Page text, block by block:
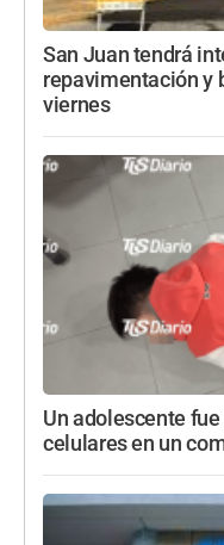
San Juan tendrá
repavimentación y
viernes
Un adolescente
celulares en un